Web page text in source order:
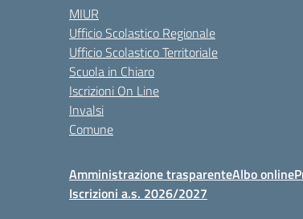
MIUR
Ufficio Scolastico Regionale
Ufficio Scolastico Territoriale
Scuola in Chiaro
Iscrizioni On Line
Invalsi
Comune
Amministrazione trasparenteAlbo online
Iscrizioni a.s. 2026/2027